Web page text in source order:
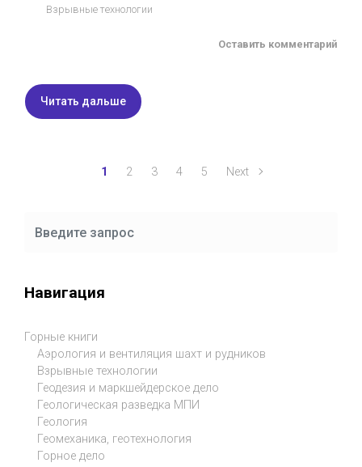
Взрывные технологии
Оставить комментарий
Читать дальше
1 2 3 4 5 Next
Навигация
Горные книги
Аэрология и вентиляция шахт и рудников
Взрывные технологии
Геодезия и маркшейдерское дело
Геологическая разведка МПИ
Геология
Геомеханика, геотехнология
Горное дело